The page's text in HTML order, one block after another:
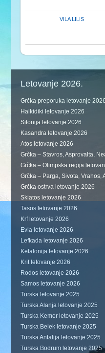
VILA LILIS
Letovanje 2026.
Grčka preporuka letovanje 2026
Halkidiki letovanje 2026
Sitonija letovanje 2026
Kasandra letovanje 2026
Atos letovanje 2026
Grčka – Stavros, Asprovalta,
Grčka – Olimpska regija
Grčka – Parga, Sivota, Vrahos,
Grčka ostrva letovanje 2026
Skiatos letovanje 2026
Tasos letovanje 2026
Krf letovanje 2026
Evia letovanje 2026
Lefkada letovanje 2026
Kefalonija letovanje 2026
Krit letovanje 2026
Rodos letovanje 2026
Samos letovanje 2026
Turska letovanje 2025
Turska Alanja letovanje 2025
Turska Kemer letovanje 2025
Turska Belek letovanje 2025
Turska Antalija letovanje 2025
Turska Bodrum letovanje 2025